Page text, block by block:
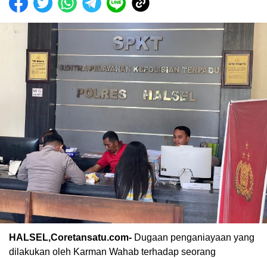
HALSEL,Coretansatu.com- Dugaan penganiayaan yang
dilakukan oleh Karman Wahab terhadap seorang